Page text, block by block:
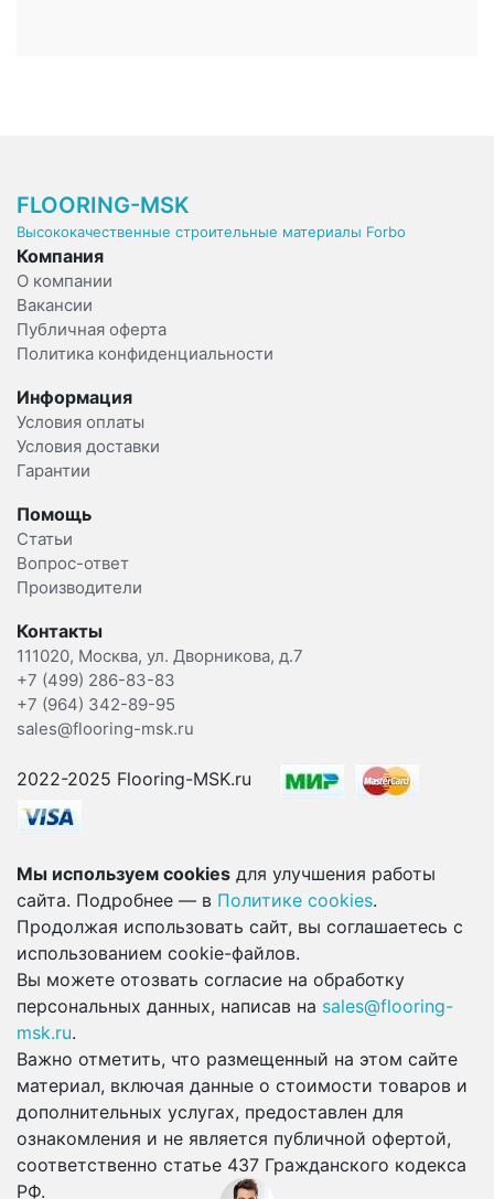
FLOORING-MSK
Высококачественные строительные материалы Forbo
Компания
О компании
Вакансии
Публичная оферта
Политика конфиденциальности
Информация
Условия оплаты
Условия доставки
Гарантии
Помощь
Статьи
Вопрос-ответ
Производители
Контакты
111020, Москва, ул. Дворникова, д.7
+7 (499) 286-83-83
+7 (964) 342-89-95
sales@flooring-msk.ru
2022-2025 Flooring-MSK.ru
Мы используем cookies для улучшения работы
сайта. Подробнее — в Политике cookies.
Продолжая использовать сайт, вы соглашаетесь с
использованием cookie-файлов.
Вы можете отозвать согласие на обработку
персональных данных, написав на sales@flooring-
msk.ru.
Важно отметить, что размещенный на этом сайте
материал, включая данные о стоимости товаров и
дополнительных услугах, предоставлен для
ознакомления и не является публичной офертой,
соответственно статье 437 Гражданского кодекса
РФ.